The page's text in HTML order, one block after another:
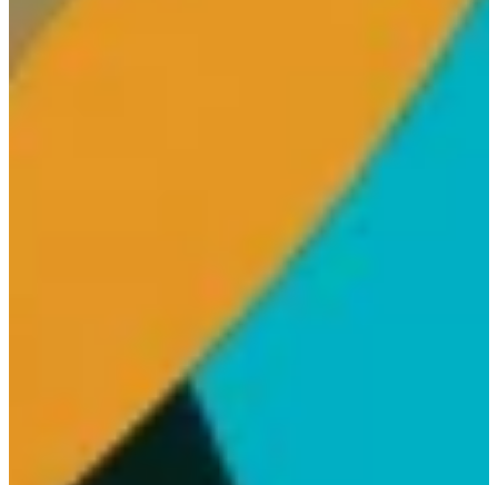
Como ler?
Cursos On line
E-Books